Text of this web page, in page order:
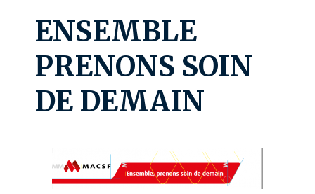
ENSEMBLE
PRENONS SOIN
DE DEMAIN